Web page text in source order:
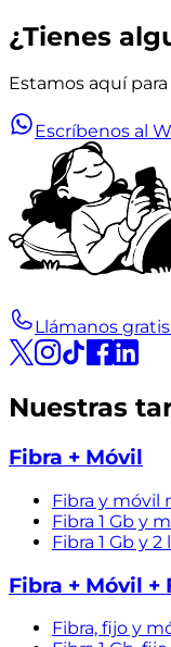
¿Tienes
Estamos aquí
Escríbenos al
Llámanos gratis
Nuestras
Fibra + Móvil
Fibra y móvil
Fibra 1 Gb y
Fibra 1 Gb y
Fibra + Móvil +
Fibra, fijo y